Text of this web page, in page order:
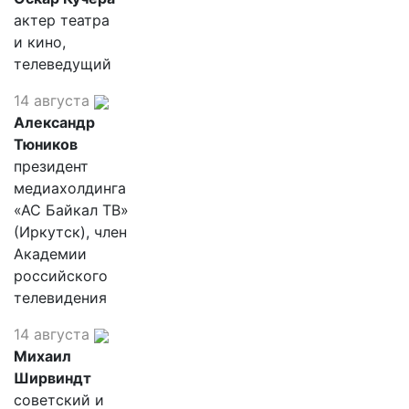
актер театра
и кино,
телеведущий
14 августа
Александр
Тюников
президент
медиахолдинга
«АС Байкал ТВ»
(Иркутск), член
Академии
российского
телевидения
14 августа
Михаил
Ширвиндт
советский и